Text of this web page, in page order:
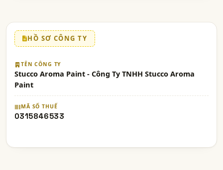
HỒ SƠ CÔNG TY
TÊN CÔNG TY
Stucco Aroma Paint - Công Ty TNHH Stucco Aroma
Paint
MÃ SỐ THUẾ
0315846533